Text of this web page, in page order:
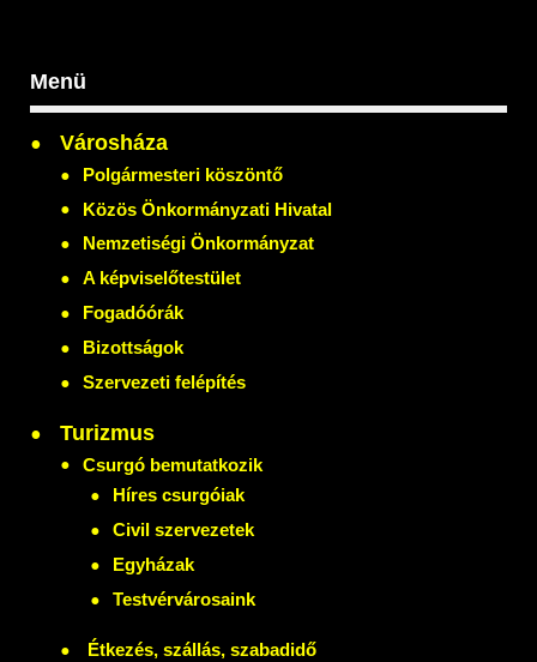
Menü
Városháza
Polgármesteri köszöntő
Közös Önkormányzati Hivatal
Nemzetiségi Önkormányzat
A képviselőtestület
Fogadóórák
Bizottságok
Szervezeti felépítés
Turizmus
Csurgó bemutatkozik
Híres csurgóiak
Civil szervezetek
Egyházak
Testvérvárosaink
Étkezés, szállás, szabadidő